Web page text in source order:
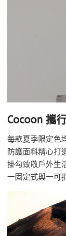
Cocoon 攜
每款夏季限定色
防護面料精心打
掛勾致敬戶外生
一固定式與一可